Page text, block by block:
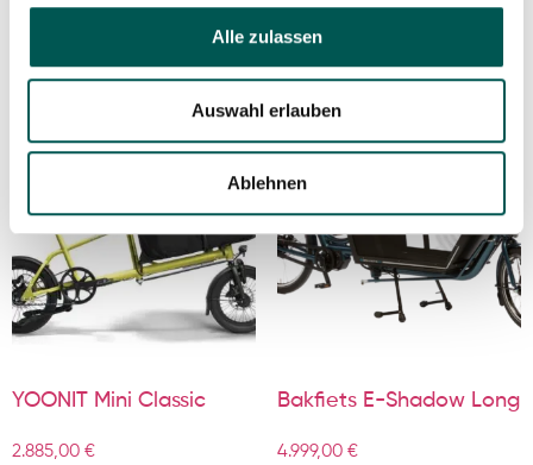
Alle zulassen
Auswahl erlauben
Ablehnen
YOONIT Mini Classic
2.885,00 €
Bakfiets E-Shadow Long
4.999,00 €